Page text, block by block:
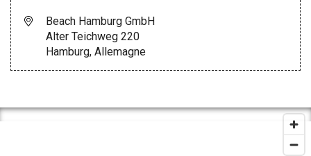
Beach Hamburg GmbH
Alter Teichweg 220
Hamburg, Allemagne